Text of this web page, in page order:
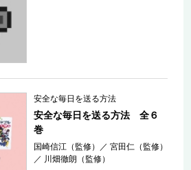
安全な毎日を送る方法
安全な毎日を送る方法 全６
巻
国崎信江（監修） ／宮田仁（監修）
／ 川畑徹朗（監修）